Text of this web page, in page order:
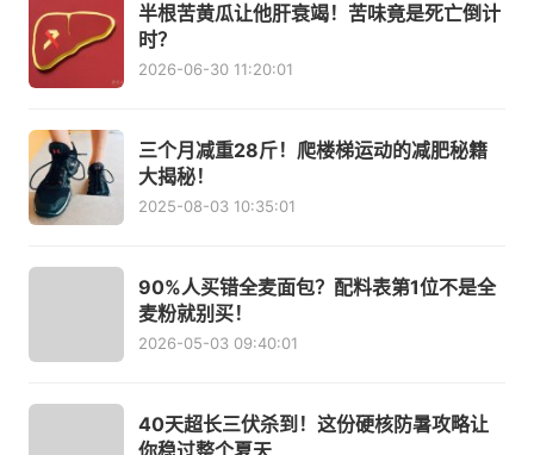
半根苦黄瓜让他肝衰竭！苦味竟是死亡倒计
时？
2026-06-30 11:20:01
三个月减重28斤！爬楼梯运动的减肥秘籍
大揭秘！
2025-08-03 10:35:01
90%人买错全麦面包？配料表第1位不是全
麦粉就别买！
2026-05-03 09:40:01
40天超长三伏杀到！这份硬核防暑攻略让